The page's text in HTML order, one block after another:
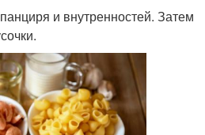
и внутренностей. Затем